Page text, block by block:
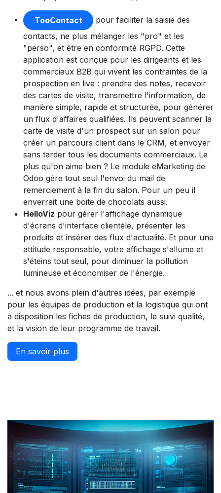
TooContact
pour faciliter la saisie des
contacts, ne plus mélanger les "pro" et les
"perso", et être en conformité RGPD. Cette
application est conçue pour les dirigeants et les
commerciaux B2B qui vivent les contraintes de la
prospection en live : prendre des notes, recevoir
des cartes de visite, transmettre l'information, de
manière simple, rapide et structurée, pour générer
un flux d'affaires qualifiées. Ils peuvent scanner la
carte de visite d'un prospect sur un salon pour
créer un parcours client dans le CRM, et envoyer
sans tarder tous les documents commerciaux. Le
plus qu'on aime bien ? Le module eMarketing de
Odoo gère tout seul l'envoi du mail de
remerciement à la fin du salon. Pour un peu il
enverrait une boite de chocolats aussi.
HelloViz pour gérer l'affichage dynamique
d'écrans d'interface clientèle, présenter les
produits et insérer des flux d'actualité. Et pour une
attitude responsable, votre affichage s'allume et
s'éteins tout seul, pour diminuer la pollution
lumineuse et économiser de l'énergie.
... et nous avons plein d'autres idées, par exemple
pour les équipes de production et la logistique qui ont
à disposition les fiches de production, le suivi qualité,
et la vision de leur programme de travail.​
En savoir plus